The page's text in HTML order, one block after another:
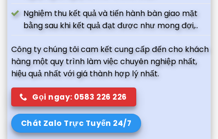
Nghiệm thu kết quả và tiến hành bàn giao mặt
bằng sau khi kết quả đạt được như mong đợi,..
Công ty chúng tôi cam kết cung cấp đến cho khách
hàng một quy trình làm việc chuyên nghiệp nhất,
hiệu quả nhất với giá thành hợp lý nhất.
Gọi ngay: 0583 226 226
Chát Zalo Trực Tuyến 24/7